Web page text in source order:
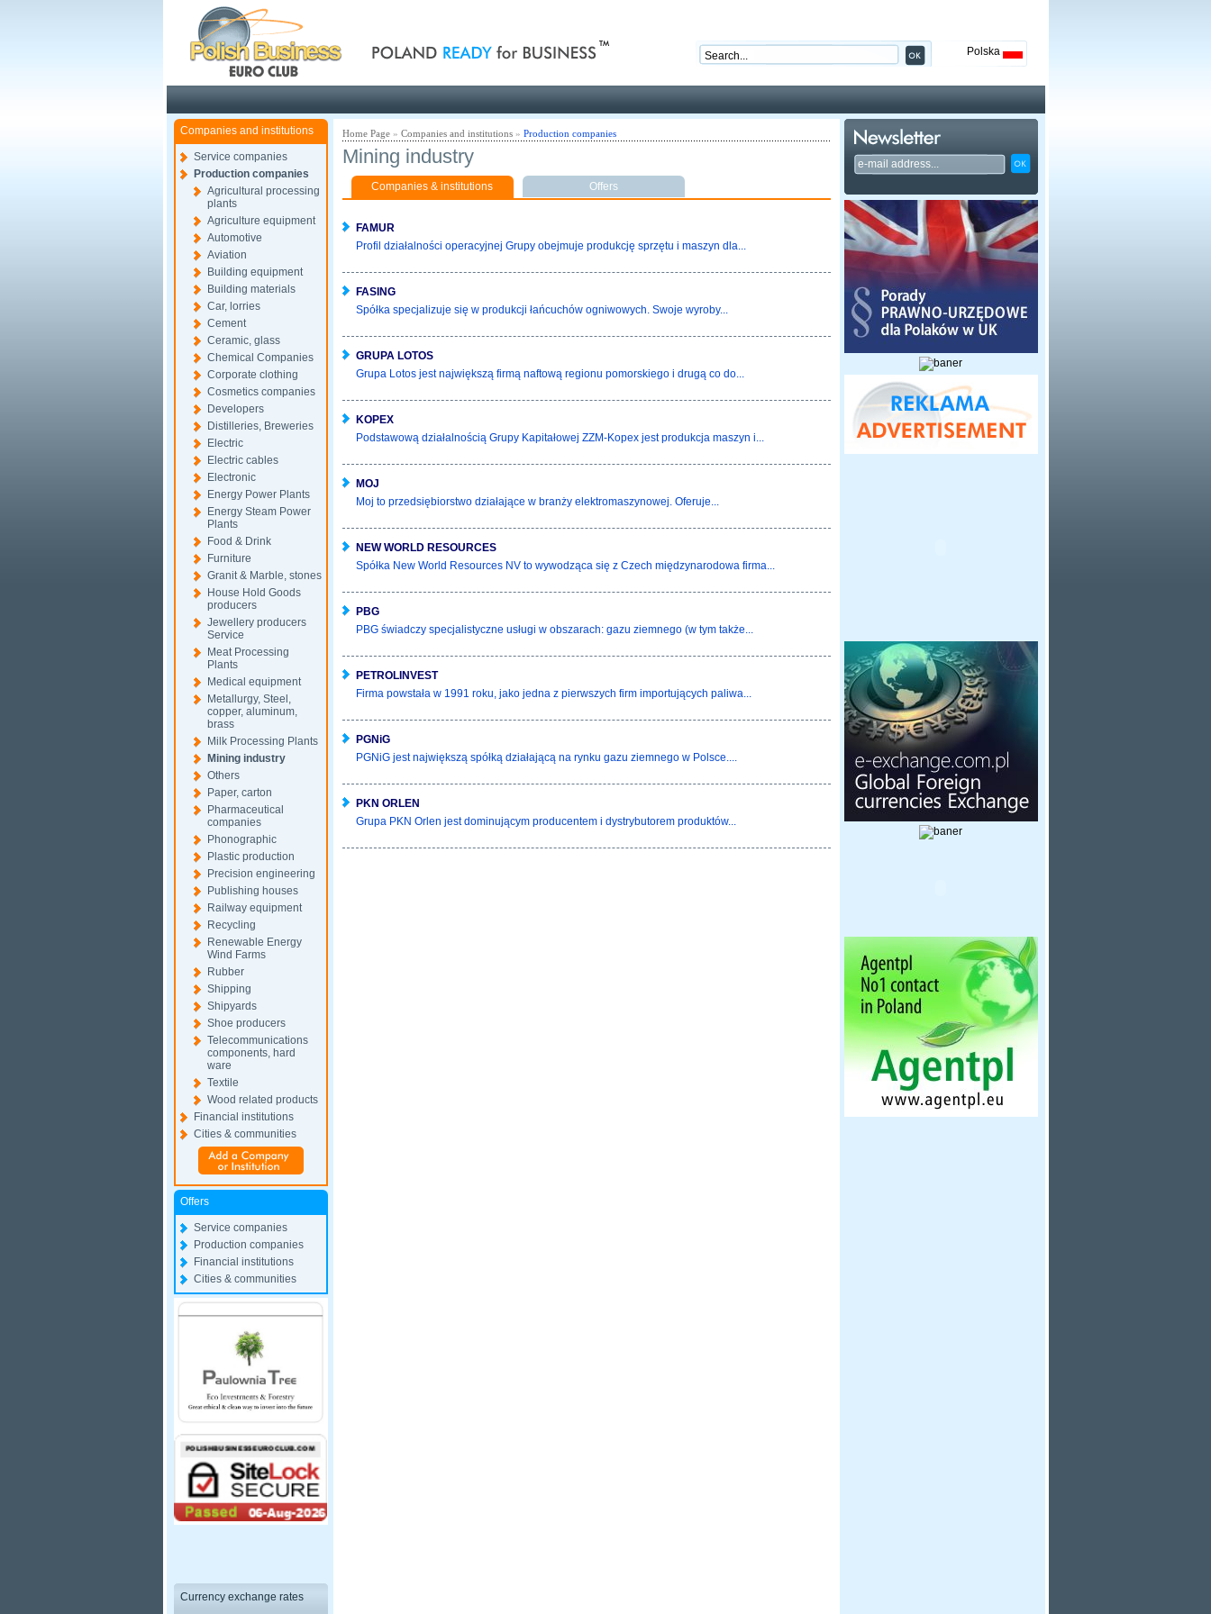
Polska
Companies and institutions
Service companies
Production companies
Agricultural processing
plants
Agriculture equipment
Automotive
Aviation
Building equipment
Building materials
Car, lorries
Cement
Ceramic, glass
Chemical Companies
Corporate clothing
Cosmetics companies
Developers
Distilleries, Breweries
Electric
Electric cables
Electronic
Energy Power Plants
Energy Steam Power
Plants
Food & Drink
Furniture
Granit & Marble, stones
House Hold Goods
producers
Jewellery producers
Service
Meat Processing
Plants
Medical equipment
Metallurgy, Steel,
copper, aluminum,
brass
Milk Processing Plants
Mining industry
Others
Paper, carton
Pharmaceutical
companies
Phonographic
Plastic production
Precision engineering
Publishing houses
Railway equipment
Recycling
Renewable Energy
Wind Farms
Rubber
Shipping
Shipyards
Shoe producers
Telecommunications
components, hard
ware
Textile
Wood related products
Financial institutions
Cities & communities
Offers
Service companies
Production companies
Financial institutions
Cities & communities
Currency exchange rates
Home Page» Companies and institutions» Production companies
Mining industry
Companies & institutions Offers
FAMUR
Profil działalności operacyjnej Grupy obejmuje produkcję sprzętu i maszyn dla...
FASING
Spółka specjalizuje się w produkcji łańcuchów ogniwowych. Swoje wyroby...
GRUPA LOTOS
Grupa Lotos jest największą firmą naftową regionu pomorskiego i drugą co do...
KOPEX
Podstawową działalnością Grupy Kapitałowej ZZM-Kopex jest produkcja maszyn i...
MOJ
Moj to przedsiębiorstwo działające w branży elektromaszynowej. Oferuje...
NEW WORLD RESOURCES
Spółka New World Resources NV to wywodząca się z Czech międzynarodowa firma...
PBG
PBG świadczy specjalistyczne usługi w obszarach: gazu ziemnego (w tym także...
PETROLINVEST
Firma powstała w 1991 roku, jako jedna z pierwszych firm importujących paliwa...
PGNiG
PGNiG jest największą spółką działającą na rynku gazu ziemnego w Polsce....
PKN ORLEN
Grupa PKN Orlen jest dominującym producentem i dystrybutorem produktów...